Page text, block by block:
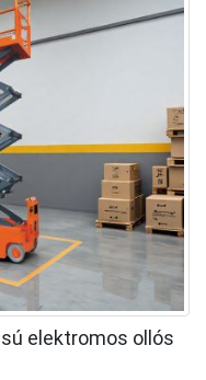
elektromos ollós